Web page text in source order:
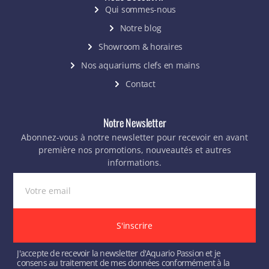
Qui sommes-nous
Notre blog
Showroom & horaires
Nos aquariums clefs en mains
Contact
Notre Newsletter
Abonnez-vous à notre newsletter pour recevoir en avant
première nos promotions, nouveautés et autres
informations.
J'accepte de recevoir la newsletter d'Aquario Passion et je
consens au traitement de mes données conformément à la
S'inscrire